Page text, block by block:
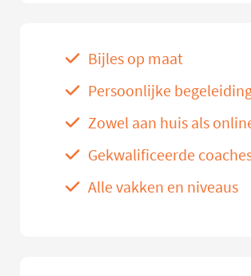
Bijles op maat
Persoonlijke
Zowel aan huis als
Gekwalificeerde
Alle vakken en niveaus